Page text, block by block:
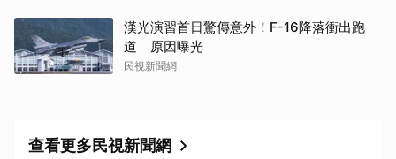
漢光演習首日驚傳意外！F-16降落衝出跑
道 原因曝光
民視新聞網
查看更多民視新聞網